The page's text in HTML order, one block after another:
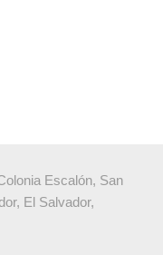
Escalón, San
El Salvador,